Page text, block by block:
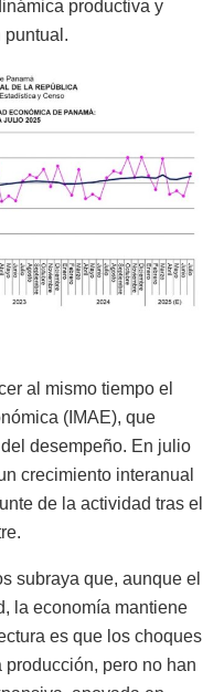
productiva y
puntual.
al mismo tiempo el
(IMAE), que
desempeño. En julio
crecimiento interanual
de la actividad tras el
subraya que, aunque el
la economía mantiene
es que los choques
pero no han